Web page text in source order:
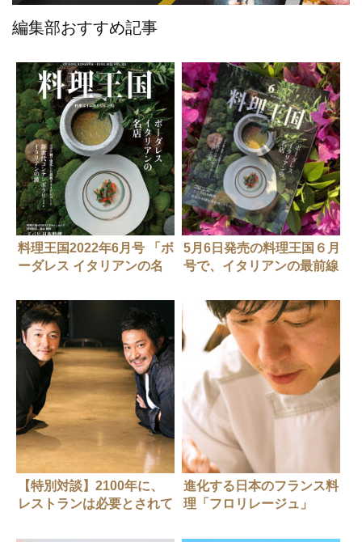
編集部おすすめ記事
料理王国2022年6月号 「ボ
ーダレス イタリアンの名
5月6日発売の料理王国６月
号で、イタリアンの最前線
【特別対談】2100年に、
レストランは必要とされて
進化する日本のフランス料
理「フロリレージュ」